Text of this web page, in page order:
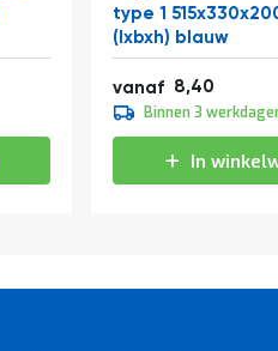
type 1
(lxbxh) blauw
vanaf 8,40
10,16
9,30
11,25
Binnen 3
In